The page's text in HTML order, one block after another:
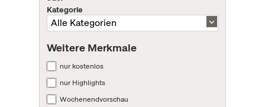
Kategorie
Weitere Merkmale
nur kostenlos
nur Highlights
Wochenendvorschau